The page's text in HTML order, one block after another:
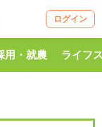
ログイン
用・就農 ライフ